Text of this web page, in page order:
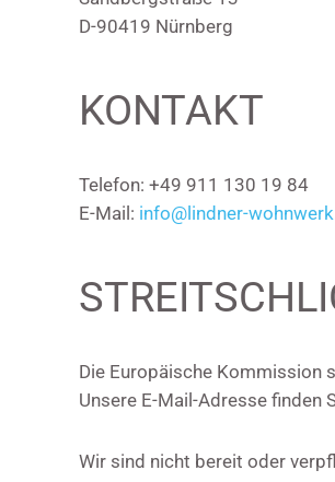
D-90419 Nürnberg
KONTAKT
Telefon: +49 911 130 19 84
E-Mail: info@lindner-
Die Europäische Kommission
Unsere E-Mail-Adresse finden
Wir sind nicht bereit oder